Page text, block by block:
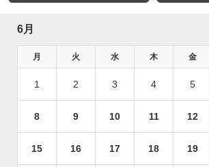
6月
月 火 水 木 金
1 2 3 4 5
8 9 10 11 12
15 16 17 18 19